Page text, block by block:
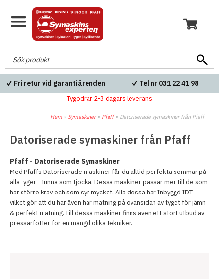
Fri retur vid garantiärenden Tel nr 031 22 41 98
Tygodrar 2-3 dagars leverans
Hem » Symaskiner» Pfaff» Datoriserade symaskiner från Pfaff
Datoriserade symaskiner från Pfaff
Pfaff - Datoriserade Symaskiner
Med Pfaffs Datoriserade maskiner får du alltid perfekta sömmar på
alla tyger - tunna som tjocka. Dessa maskiner passar mer till de som
har större krav och som syr mycket. Alla dessa har Inbyggd IDT
vilket gör att du har även har matning på ovansidan av tyget för jämn
& perfekt matning. Till dessa maskiner finns även ett stort utbud av
pressarfötter för en mängd olika tekniker.